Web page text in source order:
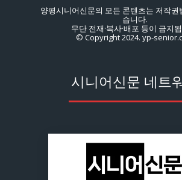
양평시니어신문의 모든 콘텐츠는 저작권
습니다.
무단 전재·복사·배포 등이 금지
© Copyright 2024. yp-
시니어신문 네트